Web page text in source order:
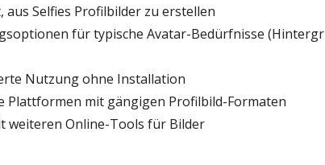
aus Selfies Profilbilder zu erstellen
für typische Avatar-Bedürfnisse
Nutzung ohne Installation
Plattformen mit gängigen Profilbild-Formaten
weiteren Online-Tools für Bilder